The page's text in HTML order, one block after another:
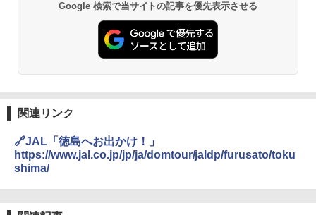
Google 検索で当サイトの記事を優先表示させる
関連リンク
🔗JAL「徳島へお出かけ！」
https://www.jal.co.jp/jp/ja/domtour/jaldp/furusato/toku
shima/